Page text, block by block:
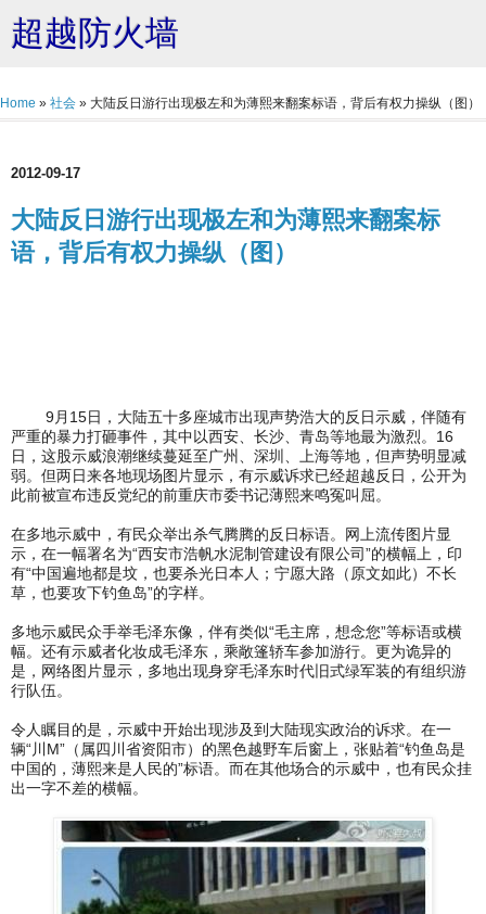
超越防火墙
Home » 社会 » 大陆反日游行出现极左和为薄熙来翻案标语，背后有权力操纵（图）
2012-09-17
大陆反日游行出现极左和为薄熙来翻案标
语，背后有权力操纵（图）
9月15日，大陆五十多座城市出现声势浩大的反日示威，伴随有
严重的暴力打砸事件，其中以西安、长沙、青岛等地最为激烈。16
日，这股示威浪潮继续蔓延至广州、深圳、上海等地，但声势明显减
弱。但两日来各地现场图片显示，有示威诉求已经超越反日，公开为
此前被宣布违反党纪的前重庆市委书记薄熙来鸣冤叫屈。
在多地示威中，有民众举出杀气腾腾的反日标语。网上流传图片显
示，在一幅署名为“西安市浩帆水泥制管建设有限公司”的横幅上，印
有“中国遍地都是坟，也要杀光日本人；宁愿大路（原文如此）不长
草，也要攻下钓鱼岛”的字样。
多地示威民众手举毛泽东像，伴有类似“毛主席，想念您”等标语或横
幅。还有示威者化妆成毛泽东，乘敞篷轿车参加游行。更为诡异的
是，网络图片显示，多地出现身穿毛泽东时代旧式绿军装的有组织游
行队伍。
令人瞩目的是，示威中开始出现涉及到大陆现实政治的诉求。在一
辆“川M”（属四川省资阳市）的黑色越野车后窗上，张贴着“钓鱼岛是
中国的，薄熙来是人民的”标语。而在其他场合的示威中，也有民众挂
出一字不差的横幅。